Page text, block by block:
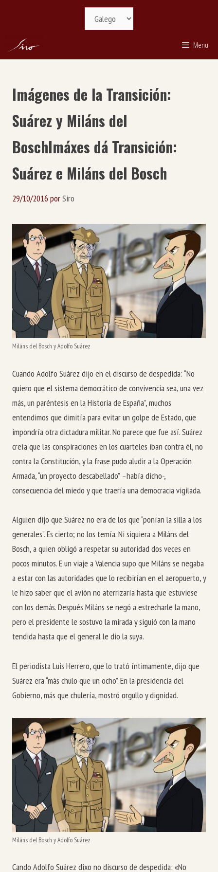
Menu
Imágenes de la Transición:
Suárez y Miláns del
BoschImáxes dá Transición:
Suárez e Miláns del Bosch
29/10/2016 porSiro
Miláns del Bosch y Adolfo Suárez
Cuando Adolfo Suárez dijo en el discurso de despedida: “No
quiero que el sistema democrático de convivencia sea, una vez
más, un paréntesis en la Historia de España”, muchos
entendimos que dimitía para evitar un golpe de Estado, que
impondría otra dictadura militar. No parece que fue así. Suárez
creía que las conspiraciones en los cuarteles iban contra él, no
contra la Constitución, y la frase pudo aludir a la Operación
Armada, “un proyecto descabellado” –había dicho-,
consecuencia del miedo y que traería una democracia vigilada.
Alguien dijo que Suárez no era de los que “ponían la silla a los
generales”. Es cierto; no los temía. Ni siquiera a Miláns del
Bosch, a quien obligó a respetar su autoridad dos veces en
pocos minutos. E un viaje a Valencia supo que Miláns se negaba
a estar con las autoridades que lo recibirían en el aeropuerto, y
le hizo saber que el avión no aterrizaría hasta que estuviese
con los demás. Después Miláns se negó a estrecharle la mano,
pero el presidente le sostuvo la mirada y siguió con la mano
tendida hasta que el general le dio la suya.
El periodista Luis Herrero, que lo trató íntimamente, dijo que
Suárez era “más chulo que un ocho”. En la presidencia del
Gobierno, más que chulería, mostró orgullo y dignidad.
Miláns del Bosch y Adolfo Suárez
Cando Adolfo Suárez dixo no discurso de despedida: «No